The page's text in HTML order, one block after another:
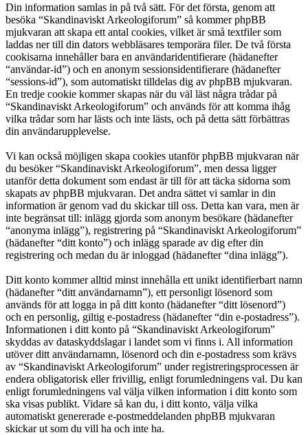
Din information samlas in på två sätt. För det första, genom att
besöka “Skandinaviskt Arkeologiforum” så kommer phpBB
mjukvaran att skapa ett antal cookies, vilket är små textfiler som
laddas ner till din dators webbläsares temporära filer. De två första
cookisarna innehåller bara en användaridentifierare (hädanefter
“användar-id”) och en anonym sessionsidentifierare (hädanefter
“sessions-id”), som automatiskt tilldelas dig av phpBB mjukvaran.
En tredje cookie kommer skapas när du väl läst några trådar på
“Skandinaviskt Arkeologiforum” och används för att komma ihåg
vilka trådar som har lästs och inte lästs, och på detta sätt förbättras
din användarupplevelse.
Vi kan också möjligen skapa cookies utanför phpBB mjukvaran när
du besöker “Skandinaviskt Arkeologiforum”, men dessa ligger
utanför detta dokument som endast är till för att täcka sidorna som
skapats av phpBB mjukvaran. Det andra sättet vi samlar in din
information är genom vad du skickar till oss. Detta kan vara, men är
inte begränsat till: inlägg gjorda som anonym besökare (hädanefter
“anonyma inlägg”), registrering på “Skandinaviskt Arkeologiforum”
(hädanefter “ditt konto”) och inlägg sparade av dig efter din
registrering och medan du är inloggad (hädanefter “dina inlägg”).
Ditt konto kommer alltid minst innehålla ett unikt identifierbart namn
(hädanefter “ditt användarnamn”), ett personligt lösenord som
används för att logga in på ditt konto (hädanefter “ditt lösenord”)
och en personlig, giltig e-postadress (hädanefter “din e-postadress”).
Informationen i ditt konto på “Skandinaviskt Arkeologiforum”
skyddas av dataskyddslagar i landet som vi finns i. All information
utöver ditt användarnamn, lösenord och din e-postadress som krävs
av “Skandinaviskt Arkeologiforum” under registreringsprocessen är
endera obligatorisk eller frivillig, enligt forumledningens val. Du kan
enligt forumledningens val välja vilken information i ditt konto som
ska visas publikt. Vidare så kan du, i ditt konto, välja vilka
automatiskt genererade e-postmeddelanden phpBB mjukvaran
skickar ut som du vill ha och inte ha.